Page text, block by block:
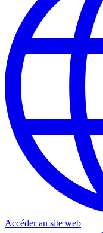
Accéder au site web